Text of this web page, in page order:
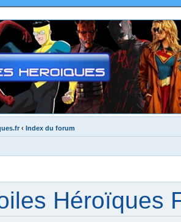
‹ Index du forum
Héroïques